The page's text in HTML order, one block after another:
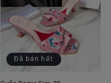
Đã bán hết